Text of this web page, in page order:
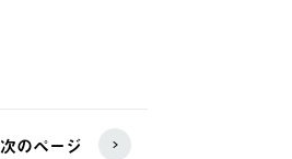
次のページ